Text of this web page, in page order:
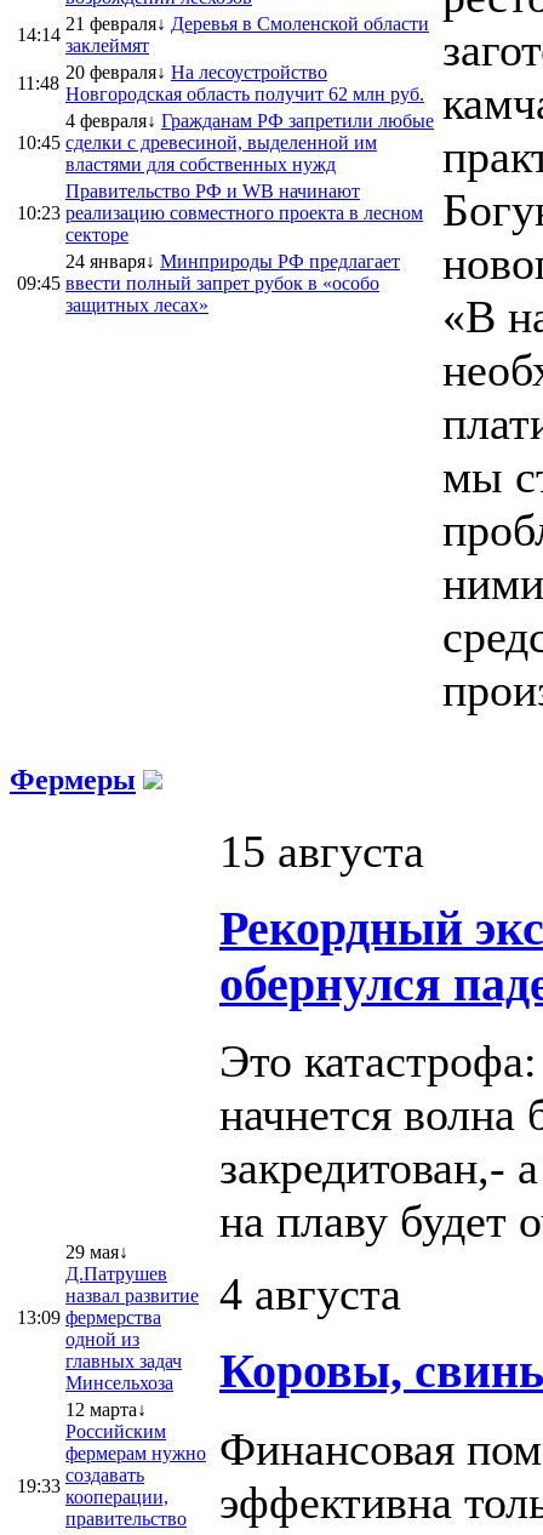
14:14
21 февраля↓ Деревья в Смоленской области
заклеймят
11:48
20 февраля↓ На лесоустройство
Новгородская область получит 62 млн руб.
10:45
4 февраля↓ Гражданам РФ запретили любые
сделки с древесиной, выделенной им
властями для собственных нужд
10:23
Правительство РФ и WB начинают
реализацию совместного проекта в лесном
секторе
09:45
24 января↓ Минприроды РФ предлагает
ввести полный запрет рубок в «особо
защитных лесах»
«В
мы
Фермеры
13:09
29 мая↓
Д.Патрушев
назвал развитие
фермерства
одной из
главных задач
Минсельхоза
19:33
12 марта↓
Российским
фермерам нужно
создавать
кооперации,
правительство
15 августа
Рекордный
обернулся
Это
начнется волна
закредитован,-
на плаву будет
4 августа
Коровы,
Финансовая
эффективна